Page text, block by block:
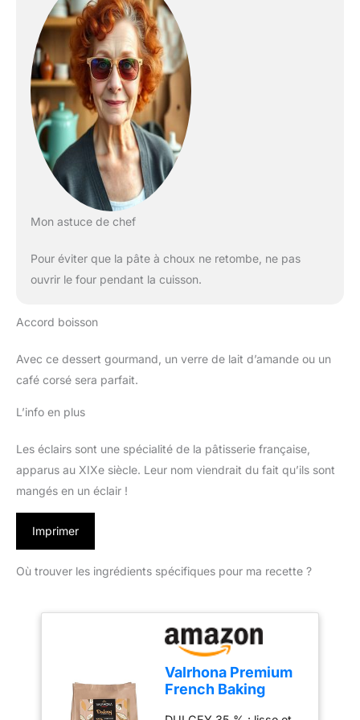
Mon astuce de chef
Pour éviter que la pâte à choux ne retombe, ne pas
ouvrir le four pendant la cuisson.
Accord boisson
Avec ce dessert gourmand, un verre de lait d’amande ou un
café corsé sera parfait.
L’info en plus
Les éclairs sont une spécialité de la pâtisserie française,
apparus au XIXe siècle. Leur nom viendrait du fait qu’ils sont
mangés en un éclair !
Imprimer
Où trouver les ingrédients spécifiques pour ma recette ?
Valrhona Premium
French Baking